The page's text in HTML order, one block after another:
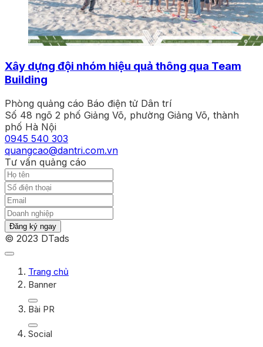
Xây dựng đội nhóm hiệu quả thông qua Team
Building
Phòng quảng cáo Báo điện tử Dân trí
Số 48 ngõ 2 phố Giảng Võ, phường Giảng Võ, thành
phố Hà Nội
0945 540 303
quangcao@dantri.com.vn
Tư vấn quảng cáo
Đăng ký ngay
© 2023 DTads
Trang chủ
Banner
Bài PR
Social